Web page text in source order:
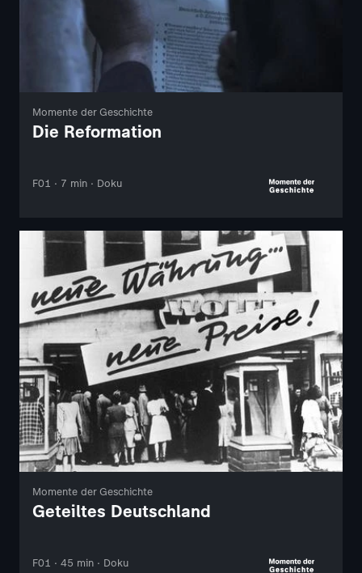
Momente der Geschichte
Die Reformation
F01 · 7 min · Doku
Momente der Geschichte
Geteiltes Deutschland
F01 · 45 min · Doku